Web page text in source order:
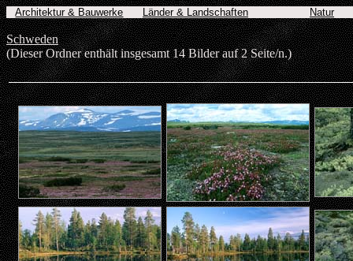
Architektur & Bauwerke Länder & Landschaften Natur
Schweden
(Dieser Ordner enthält insgesamt 14 Bilder auf 2 Seite/n.)